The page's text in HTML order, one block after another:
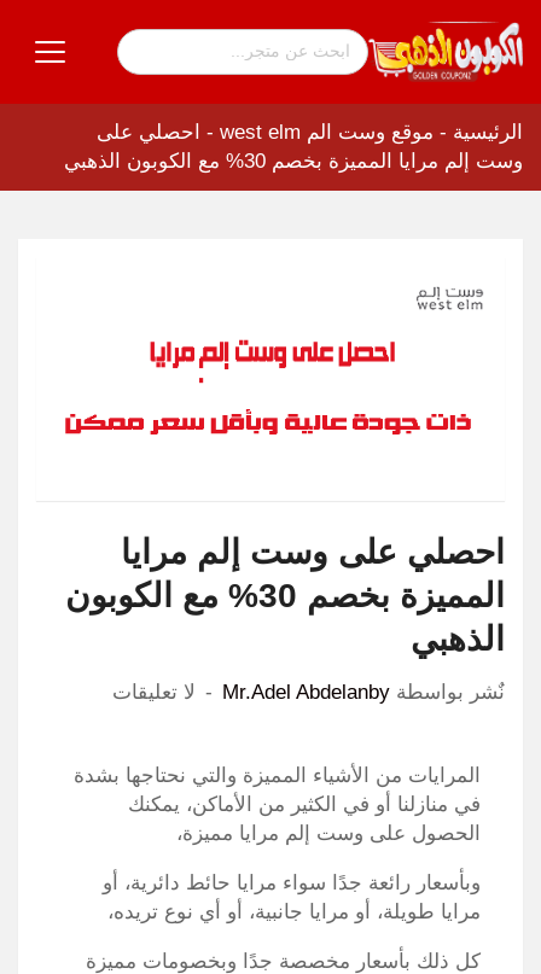
الرئيسية - موقع وست الم west elm - احصلي على
وست إلم مرايا المميزة بخصم 30% مع الكوبون الذهبي
احصلي على وست إلم مرايا
المميزة بخصم 30% مع الكوبون
الذهبي
نٌشر بواسطة Mr.Adel Abdelanby لا تعليقات
المرايات من الأشياء المميزة والتي نحتاجها بشدة
في منازلنا أو في الكثير من الأماكن، يمكنك
الحصول على وست إلم مرايا مميزة،
وبأسعار رائعة جدًا سواء مرايا حائط دائرية، أو
مرايا طويلة، أو مرايا جانبية، أو أي نوع تريده،
كل ذلك بأسعار مخصصة جدًا وبخصومات مميزة